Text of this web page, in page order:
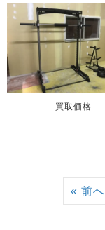
買取価格
« 前へ